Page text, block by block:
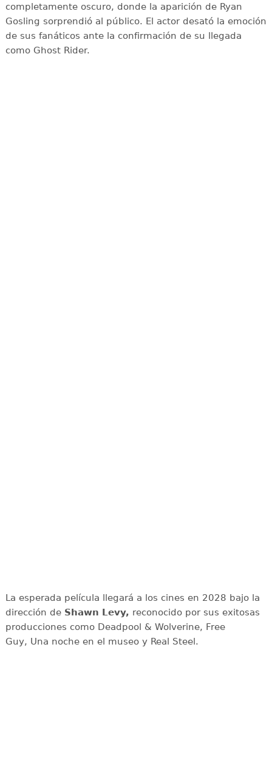
completamente oscuro, donde la aparición de Ryan
Gosling sorprendió al público. El actor desató la emoción
de sus fanáticos ante la confirmación de su llegada
como Ghost Rider.
La esperada película llegará a los cines en 2028 bajo la
dirección de Shawn Levy, reconocido por sus exitosas
producciones como Deadpool & Wolverine, Free
Guy, Una noche en el museo y Real Steel.